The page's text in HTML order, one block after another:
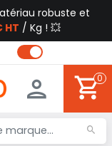
robuste et
HT / Kg ! 💥
0